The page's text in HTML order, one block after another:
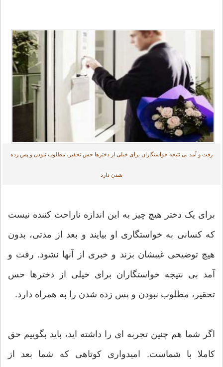
رفت و آمد بی نتیجه خواستگاران برای خیلی از دخترها حس تحقیر، مطلوب نبودن و پس زده
شدن دارد
برای یک دختر هیچ چیز به این اندازه ناراحت کننده نیست
که کسانی به خواستگاری او بیایند و بعد از مدتی، بدون
هیچ توضیحی غیبشان بزند و خبری از آنها نشود. رفت و
آمد بی نتیجه خواستگاران برای خیلی از دخترها حس
تحقیر، مطلوب نبودن و پس زده شدن را به همراه دارد.
اگر شما هم چنین تجربه ای را داشته اید، باید بگوییم حق
کاملا با شماست. امیدواری کوتاهی که شما بعد از